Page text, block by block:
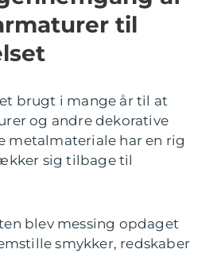
til
brugt i mange år til at
og andre dekorative
metalmateriale har en rig
sig tilbage til
blev messing opdaget
smykker, redskaber